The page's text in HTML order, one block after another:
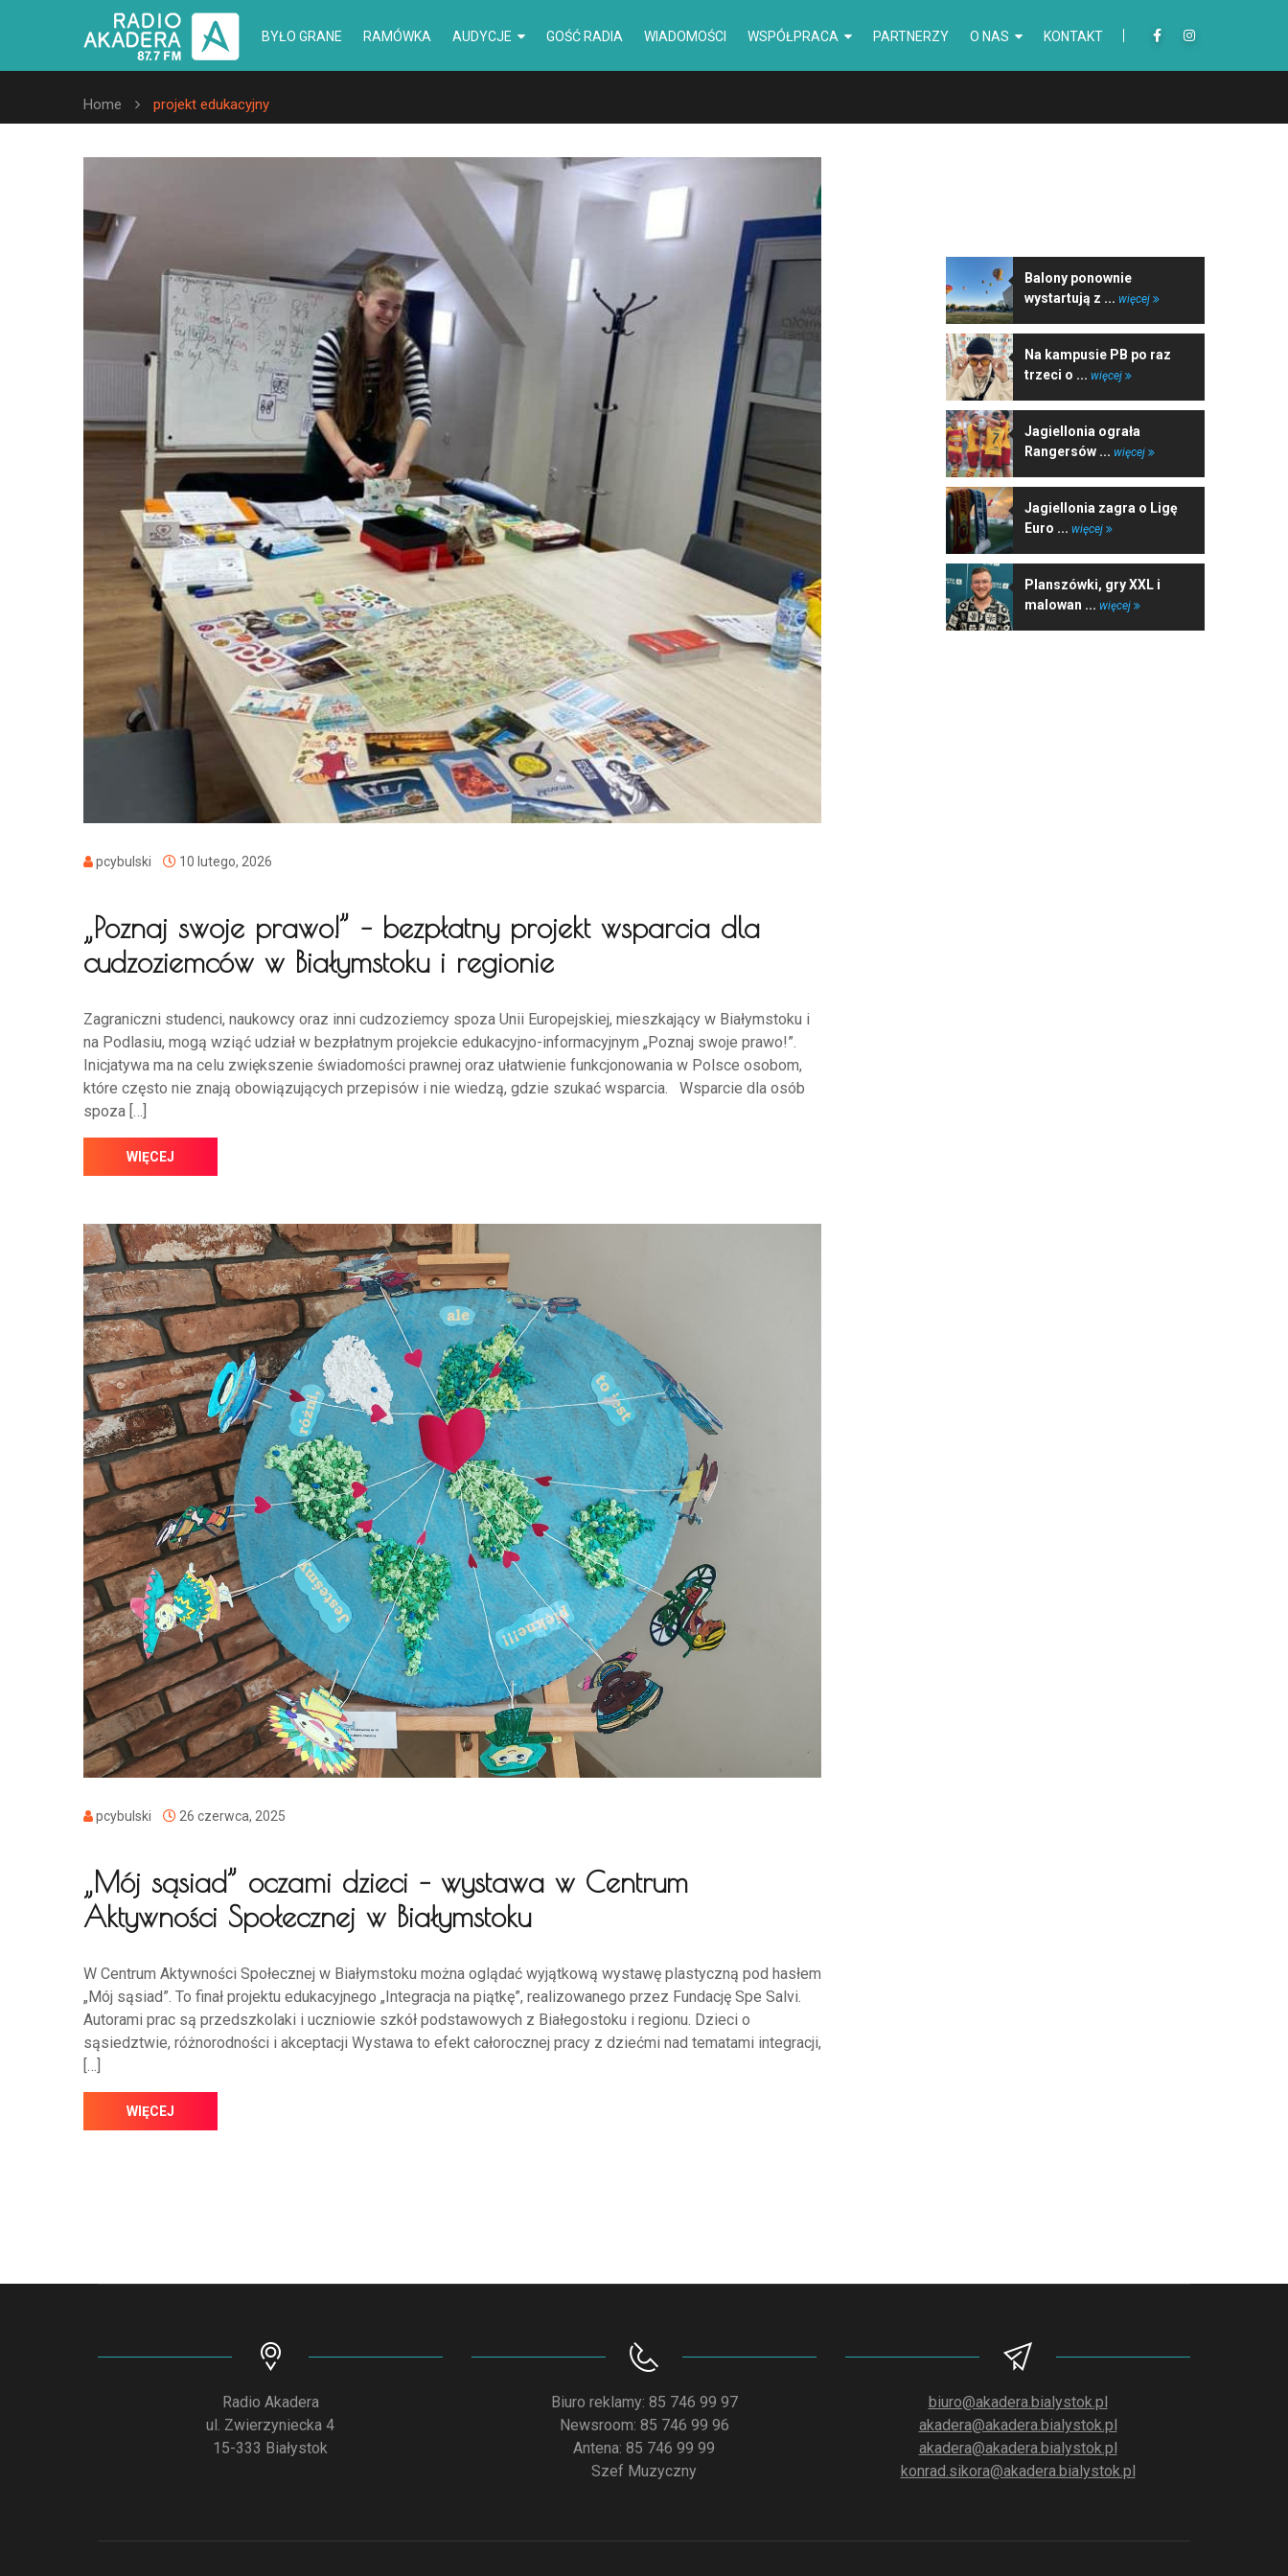
BYŁO GRANE RAMÓWKA AUDYCJE GOŚĆ RADIA WIADOMOŚCI WSPÓŁPRACA PARTNERZY O NAS KONTAKT
Home projekt edukacyjny
pcybulski 10 lutego, 2026
„Poznaj swoje prawo!” – bezpłatny projekt wsparcia dla
cudzoziemców w Białymstoku i regionie
Zagraniczni studenci, naukowcy oraz inni cudzoziemcy spoza Unii Europejskiej, mieszkający w Białymstoku i
na Podlasiu, mogą wziąć udział w bezpłatnym projekcie edukacyjno-informacyjnym „Poznaj swoje prawo!”.
Inicjatywa ma na celu zwiększenie świadomości prawnej oraz ułatwienie funkcjonowania w Polsce osobom,
które często nie znają obowiązujących przepisów i nie wiedzą, gdzie szukać wsparcia. Wsparcie dla osób
spoza […]
WIĘCEJ
pcybulski 26 czerwca, 2025
„Mój sąsiad” oczami dzieci – wystawa w Centrum
Aktywności Społecznej w Białymstoku
W Centrum Aktywności Społecznej w Białymstoku można oglądać wyjątkową wystawę plastyczną pod hasłem
„Mój sąsiad”. To finał projektu edukacyjnego „Integracja na piątkę”, realizowanego przez Fundację Spe Salvi.
Autorami prac są przedszkolaki i uczniowie szkół podstawowych z Białegostoku i regionu. Dzieci o
sąsiedztwie, różnorodności i akceptacji Wystawa to efekt całorocznej pracy z dziećmi nad tematami integracji,
[…]
WIĘCEJ
Balony ponownie
wystartują z ... więcej
Na kampusie PB po raz
trzeci o ... więcej
Jagiellonia ograła
Rangersów ... więcej
Jagiellonia zagra o Ligę
Euro ... więcej
Planszówki, gry XXL i
malowan ... więcej
Radio Akadera
ul. Zwierzyniecka 4
15-333 Białystok
Biuro reklamy: 85 746 99 97
Newsroom: 85 746 99 96
Antena: 85 746 99 99
Szef Muzyczny
biuro@akadera.bialystok.pl
akadera@akadera.bialystok.pl
akadera@akadera.bialystok.pl
konrad.sikora@akadera.bialystok.pl